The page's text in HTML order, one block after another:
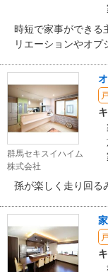
時短で家事ができる
リエーションやオプ
群馬セキスイハイム
株式会社
孫が楽しく走り回る